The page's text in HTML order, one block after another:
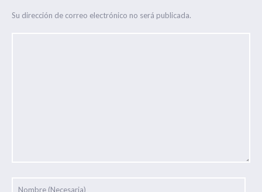
Su dirección de correo electrónico no será publicada.